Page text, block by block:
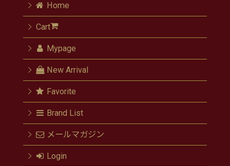
Home
Cart
Mypage
New Arrival
Favorite
Brand List
メールマガジン
Login